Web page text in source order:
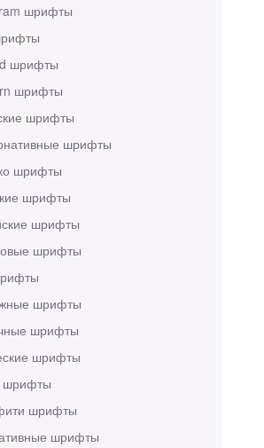
шрифты
шрифты
шрифты
шрифты
шрифты
шрифты
шрифты
шрифты
шрифты
шрифты
шрифты
шрифты
шрифты
шрифты
шрифты